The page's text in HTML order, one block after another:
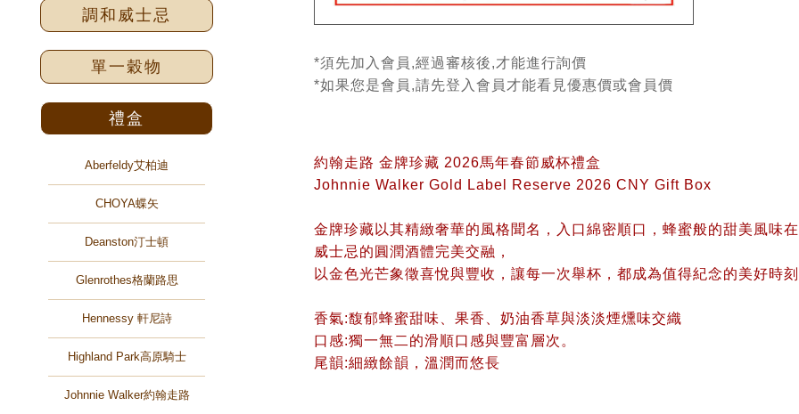
調和威士忌
單一穀物
禮盒
Aberfeldy艾柏迪
CHOYA蝶矢
Deanston汀士頓
Glenrothes格蘭路思
Hennessy 軒尼詩
Highland Park高原騎士
Johnnie Walker約翰走路
*須先加入會員,經過審核後,才能進行詢價
*如果您是會員,請先登入會員才能看見優惠價或會員價
約翰走路 金牌珍藏 2026馬年春節威杯禮盒
Johnnie Walker Gold Label Reserve 2026 CNY Gift Box
金牌珍藏以其精緻奢華的風格聞名，入口綿密順口，蜂蜜般的甜美風味
威士忌的圓潤酒體完美交融，
以金色光芒象徵喜悅與豐收，讓每一次舉杯，都成為值得紀念的美好時
香氣:馥郁蜂蜜甜味、果香、奶油香草與淡淡煙燻味交織
口感:獨一無二的滑順口感與豐富層次。
尾韻:細緻餘韻，溫潤而悠長